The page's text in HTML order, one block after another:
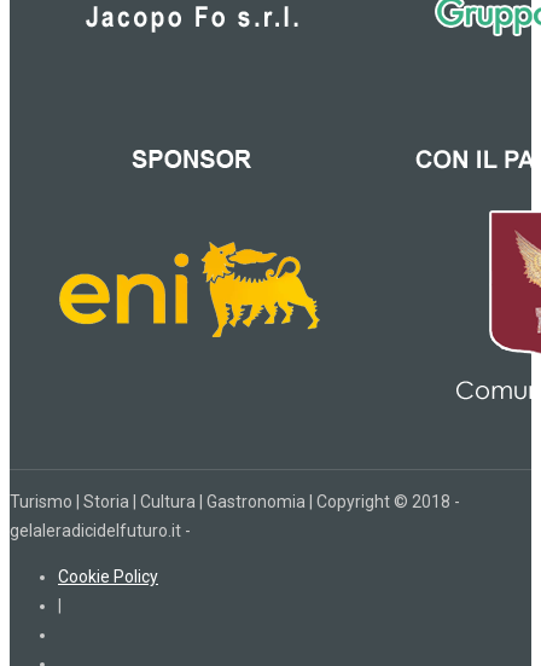
Turismo | Storia | Cultura | Gastronomia | Copyright © 2018 -
gelaleradicidelfuturo.it -
Cookie Policy
|